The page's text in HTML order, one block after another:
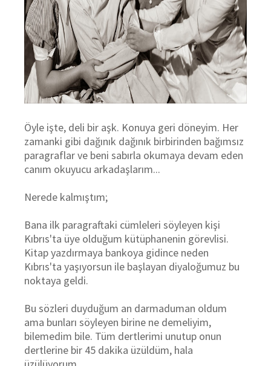
Öyle işte, deli bir aşk. Konuya geri döneyim. Her
zamanki gibi dağınık dağınık birbirinden bağımsız
paragraflar ve beni sabırla okumaya devam eden
canım okuyucu arkadaşlarım...
Nerede kalmıştım;
Bana ilk paragraftaki cümleleri söyleyen kişi
Kıbrıs'ta üye olduğum kütüphanenin görevlisi.
Kitap yazdırmaya bankoya gidince neden
Kıbrıs'ta yaşıyorsun ile başlayan diyaloğumuz bu
noktaya geldi.
Bu sözleri duyduğum an darmaduman oldum
ama bunları söyleyen birine ne demeliyim,
bilemedim bile. Tüm dertlerimi unutup onun
dertlerine bir 45 dakika üzüldüm, hala